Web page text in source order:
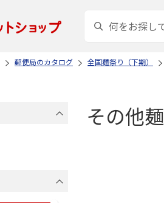
郵便局のカタログ 全国麺祭り（下期）
その他麺